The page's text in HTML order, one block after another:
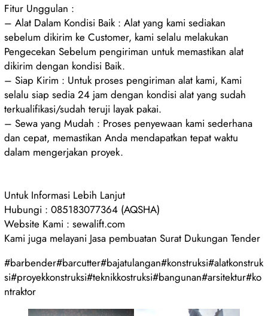
Fitur Unggulan :
– Alat Dalam Kondisi Baik : Alat yang kami sediakan
sebelum dikirim ke Customer, kami selalu melakukan
Pengecekan Sebelum pengiriman untuk memastikan alat
dikirim dengan kondisi Baik.
– Siap Kirim : Untuk proses pengiriman alat kami, Kami
selalu siap sedia 24 jam dengan kondisi alat yang sudah
terkualifikasi/sudah teruji layak pakai.
– Sewa yang Mudah : Proses penyewaan kami sederhana
dan cepat, memastikan Anda mendapatkan tepat waktu
dalam mengerjakan proyek.
Untuk Informasi Lebih Lanjut
Hubungi : 085183077364 (AQSHA)
Website Kami : sewalift.com
Kami juga melayani Jasa pembuatan Surat Dukungan Tender
#barbender#barcutter#bajatulangan#konstruksi#alatkonstruk
si#proyekkonstruksi#teknikkostruksi#bangunan#arsitektur#ko
ntraktor